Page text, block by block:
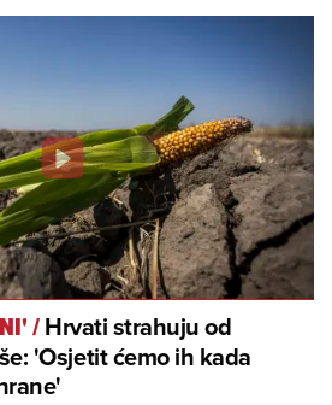
/Hrvati strahuju od
'Osjetit ćemo ih kada